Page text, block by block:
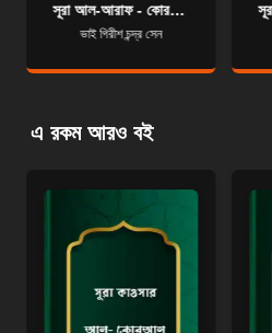
সূরা আল-আরাফ - কোরআন শরীফ বাংলা অনুবাদ - সূরা ৭
ভাই গিরীশ চন্দ্র সেন
এ রকম আরও বই